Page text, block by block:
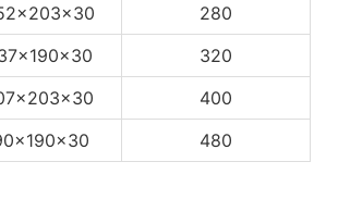
280
320
400
480